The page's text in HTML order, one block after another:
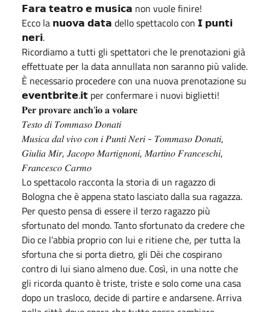
𝗙𝗮𝗿𝗮 𝘁𝗲𝗮𝘁𝗿𝗼 𝗲 𝗺𝘂𝘀𝗶𝗰𝗮 non vuole finire!
Ecco la 𝗻𝘂𝗼𝘃𝗮 𝗱𝗮𝘁𝗮 dello spettacolo con 𝗜 𝗽𝘂𝗻𝘁𝗶
𝗻𝗲𝗿𝗶.
Ricordiamo a tutti gli spettatori che le prenotazioni già
effettuate per la data annullata non saranno più valide.
È necessario procedere con una nuova prenotazione su
𝗲𝘃𝗲𝗻𝘁𝗯𝗿𝗶𝘁𝗲.𝗶𝘁 per confermare i nuovi biglietti!
𝐏𝐞𝐫 𝐩𝐫𝐨𝐯𝐚𝐫𝐞 𝐚𝐧𝐜𝐡'𝐢𝐨 𝐚 𝐯𝐨𝐥𝐚𝐫𝐞
𝑇𝑒𝑠𝑡𝑜 𝑑𝑖 𝑇𝑜𝑚𝑚𝑎𝑠𝑜 𝐷𝑜𝑛𝑎𝑡𝑖
𝑀𝑢𝑠𝑖𝑐𝑎 𝑑𝑎𝑙 𝑣𝑖𝑣𝑜 𝑐𝑜𝑛 𝑖 𝑃𝑢𝑛𝑡𝑖 𝑁𝑒𝑟𝑖 - 𝑇𝑜𝑚𝑚𝑎𝑠𝑜 𝐷𝑜𝑛𝑎𝑡𝑖,
𝐺𝑖𝑢𝑙𝑖𝑎 𝑀𝑖𝑟, 𝐽𝑎𝑐𝑜𝑝𝑜 𝑀𝑎𝑟𝑡𝑖𝑔𝑛𝑜𝑛𝑖, 𝑀𝑎𝑟𝑡𝑖𝑛𝑜 𝐹𝑟𝑎𝑛𝑐𝑒𝑠𝑐ℎ𝑖,
𝐹𝑟𝑎𝑛𝑐𝑒𝑠𝑐𝑜 𝐶𝑎𝑟𝑚𝑜
Lo spettacolo racconta la storia di un ragazzo di
Bologna che è appena stato lasciato dalla sua ragazza.
Per questo pensa di essere il terzo ragazzo più
sfortunato del mondo. Tanto sfortunato da credere che
Dio ce l’abbia proprio con lui e ritiene che, per tutta la
sfortuna che si porta dietro, gli Dèi che cospirano
contro di lui siano almeno due. Così, in una notte che
gli ricorda quanto è triste, triste e solo come una casa
dopo un trasloco, decide di partire e andarsene. Arriva